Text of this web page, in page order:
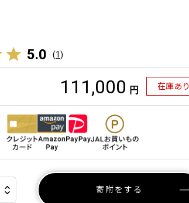
5.0 (1)
111,000 円 在庫あり
寄附をする